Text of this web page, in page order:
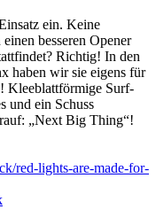
ein. Keine
besseren Opener
Richtig! In den
haben wir sie eigens für
Kleeblattförmige Surf-
und ein Schuss
„Next Big Thing“!
red-lights-are-made-for-